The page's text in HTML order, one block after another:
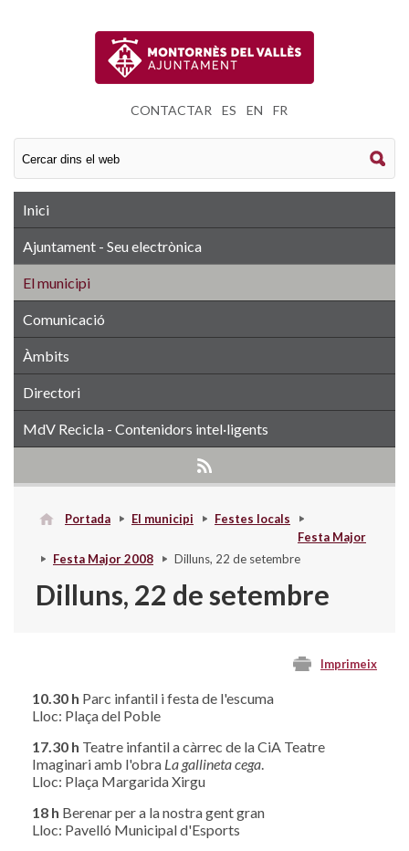
CONTACTAR ES EN FR
Inici
Ajuntament - Seu electrònica
El municipi
Comunicació
Àmbits
Directori
MdV Recicla - Contenidors intel·ligents
Portada El municipi
Festes locals
Festa Major
Festa Major 2008
Dilluns, 22 de setembre
Dilluns, 22 de setembre
Imprimeix
10.30 h Parc infantil i festa de l'escuma
Lloc: Plaça del Poble
17.30 h Teatre infantil a càrrec de la CiA Teatre
Imaginari amb l'obra La gallineta cega.
Lloc: Plaça Margarida Xirgu
18 h Berenar per a la nostra gent gran
Lloc: Pavelló Municipal d'Esports